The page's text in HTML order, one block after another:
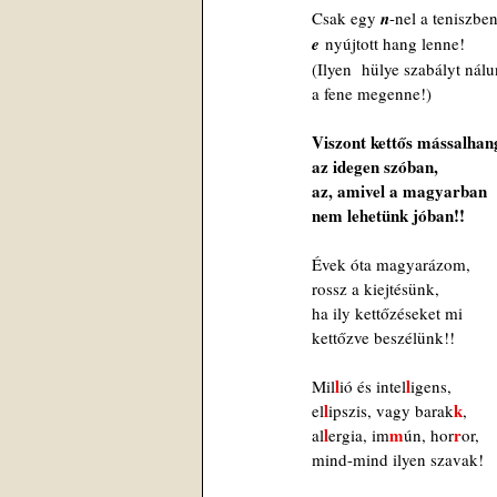
Csak egy n-nel a
e nyújtott hang lenne!
(Ilyen  hülye szabályt
a fene megenne!)
Viszont kettős
az idegen szóban,
az, amivel a magyarban
nem lehetünk jóban!!
Évek óta magyarázom,
rossz a kiejtésünk,
ha ily kettőzéseket mi
kettőzve beszélünk!!
Millió és intelligens,
ellipszis, vagy barakk,
allergia, immún, horror,
mind-mind ilyen szavak!